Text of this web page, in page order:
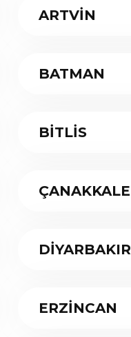
ARTVİN
BATMAN
BİTLİS
ÇANAKKALE
DİYARBAKIR
ERZİNCAN